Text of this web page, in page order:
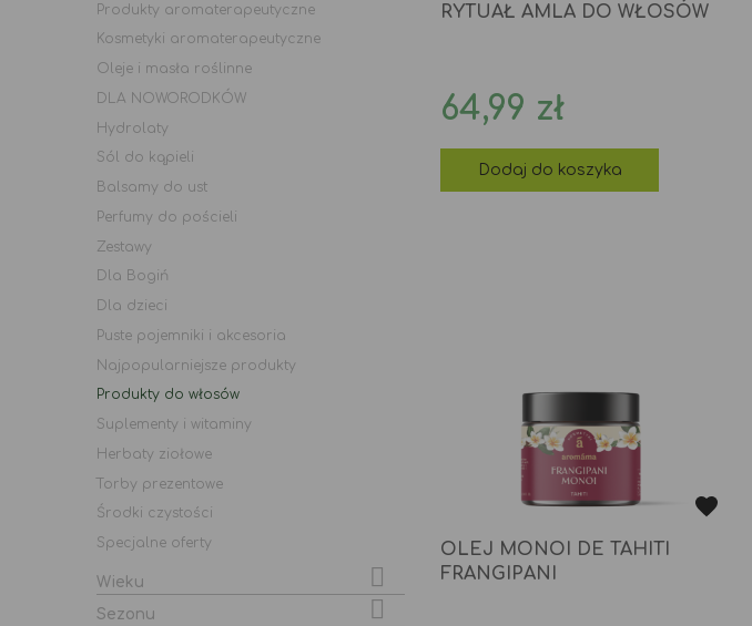
Produkty aromaterapeutyczne
Kosmetyki aromaterapeutyczne
Oleje i masła roślinne
DLA NOWORODKÓW
Hydrolaty
Sól do kąpieli
Balsamy do ust
Perfumy do pościeli
Zestawy
Dla Bogiń
Dla dzieci
Puste pojemniki i akcesoria
Najpopularniejsze produkty
Produkty do włosów
Suplementy i witaminy
Herbaty ziołowe
Torby prezentowe
Środki czystości
Specjalne oferty
Wieku 
Sezonu 
RYTUAŁ AMLA DO WŁOSÓW
Cena
64,99 zł
Dodaj do koszyka
OLEJ MONOI DE TAHITI
FRANGIPANI